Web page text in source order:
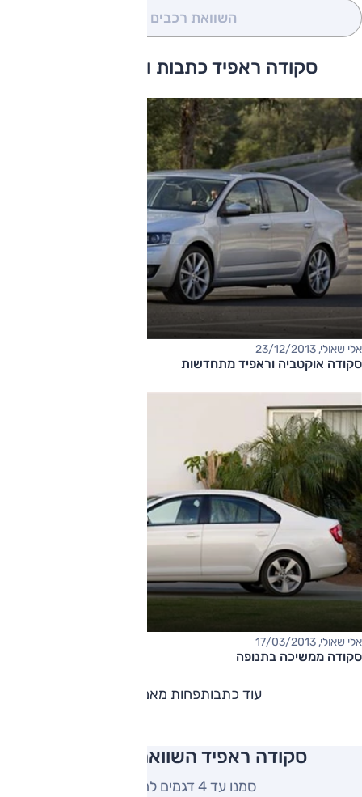
השוואת רכבים
סקודה ראפיד כתבות ומבחני דרכים
אלי שאולי, 23/12/2013
סקודה אוקטביה וראפיד מתחדשות
אלי שאולי, 17/03/2013
סקודה ממשיכה בתנופה
עוד כתבותפחות מאמרים
סקודה ראפיד השוואה למתחרים
סמנו עד 4 דגמים להשוואה